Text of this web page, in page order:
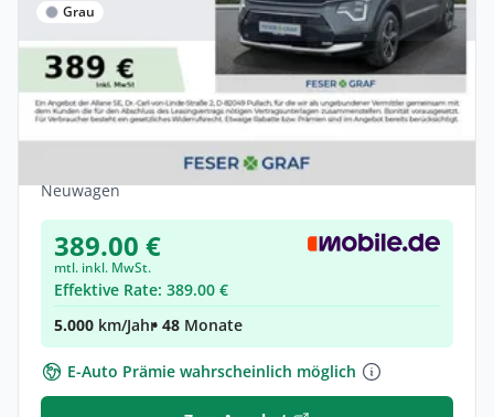
Grau
Privat & Gewerbe
Kia Niro 1.6 HEV DCT VISION KOMFORT
STYLE
Automatik •141 PS (104 kW)
Neuwagen
389.00 €
mtl. inkl. MwSt.
Effektive Rate: 389.00 €
5.000 km/Jahr• 48 Monate
E-Auto Prämie wahrscheinlich möglich